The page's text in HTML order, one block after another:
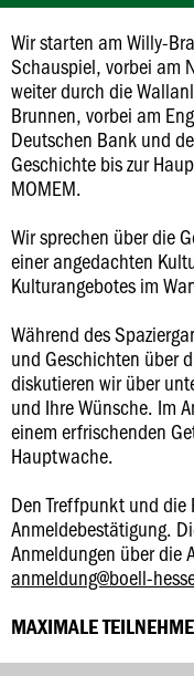
Wir starten am Willy-
Schauspiel, vorbei am
weiter durch die
Brunnen, vorbei am
Deutschen Bank und
Geschichte bis zur
MOMEM.
Wir sprechen über die
einer angedachten
Kulturangebotes im
Während des
und Geschichten über
diskutieren wir über
und Ihre Wünsche. Im
einem erfrischenden
Hauptwache.
Den Treffpunkt und
Anmeldebestätigung.
Anmeldungen über die
anmeldung@boell-
MAXIMALE